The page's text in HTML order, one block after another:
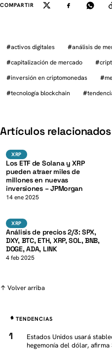
COMPARTIR
#activos digitales #análisis de
#capitalización de mercado #
#inversión en criptomonedas #
#tecnología blockchain #
Artículos relacionados
XRP K
XRP
Los ETF de Solana y XRP
pueden atraer miles de
millones en nuevas
inversiones – JPMorgan
14 ene 2025
XRP K
XRP
Análisis de precios 2/3: SPX,
DXY, BTC, ETH, XRP, SOL, BNB,
DOGE, ADA, LINK
4 feb 2025
↑ Volver arriba
TENDENCIAS
Estados Unidos usará
hegemonía del dólar, afirma